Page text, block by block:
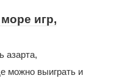
игр,
азарта,
можно выиграть и